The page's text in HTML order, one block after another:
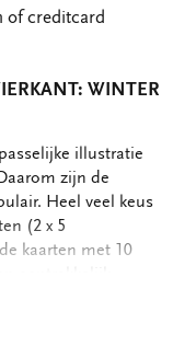
of creditcard
WINTER
illustratie
zijn de
Heel veel keus
(2 x 5
kaarten met 10
staan de
u snel de kaart die
kaarten zijn